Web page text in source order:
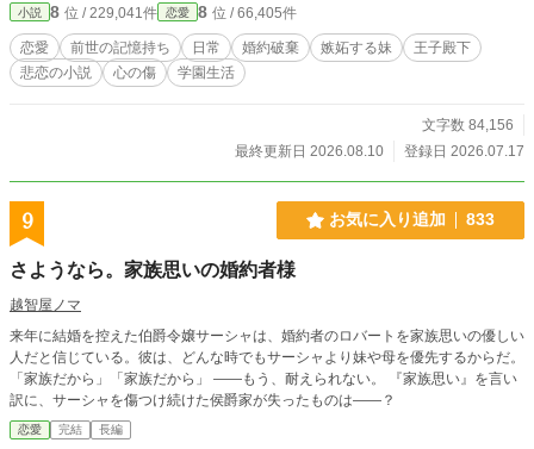
小説 8 位 / 229,041件 恋愛 8 位 / 66,405件
恋愛 前世の記憶持ち 日常 婚約破棄 嫉妬する妹
王子殿下
悲恋の小説
心の傷 学園生活
文字数 84,156
最終更新日 2026.08.10
登録日 2026.07.17
9 お気に入り追加 833
さようなら。家族思いの婚約者様
越智屋ノマ
来年に結婚を控えた伯爵令嬢サーシャは、婚約者のロバートを家族思いの優しい
人だと信じている。彼は、どんな時でもサーシャより妹や母を優先するからだ。
「家族だから」「家族だから」 ――もう、耐えられない。 『家族思い』を言い
訳に、サーシャを傷つけ続けた侯爵家が失ったものは――？
恋愛 完結 長編